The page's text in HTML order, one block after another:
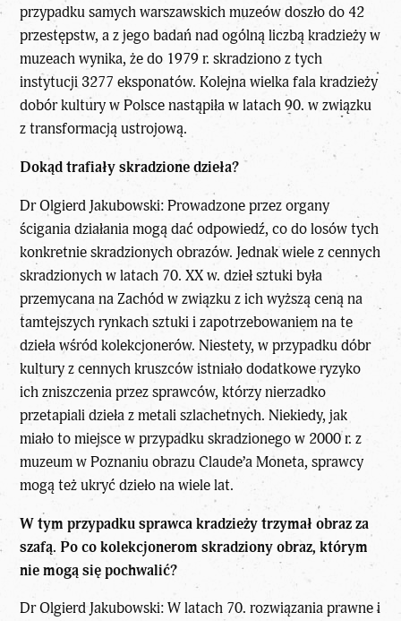
przypadku samych warszawskich muzeów doszło do 42
przestępstw, a z jego badań nad ogólną liczbą kradzieży w
muzeach wynika, że do 1979 r. skradziono z tych
instytucji 3277 eksponatów. Kolejna wielka fala kradzieży
dobór kultury w Polsce nastąpiła w latach 90. w związku
z transformacją ustrojową.
Dokąd trafiały skradzione dzieła?
Dr Olgierd Jakubowski: Prowadzone przez organy
ścigania działania mogą dać odpowiedź, co do losów tych
konkretnie skradzionych obrazów. Jednak wiele z cennych
skradzionych w latach 70. XX w. dzieł sztuki była
przemycana na Zachód w związku z ich wyższą ceną na
tamtejszych rynkach sztuki i zapotrzebowaniem na te
dzieła wśród kolekcjonerów. Niestety, w przypadku dóbr
kultury z cennych kruszców istniało dodatkowe ryzyko
ich zniszczenia przez sprawców, którzy nierzadko
przetapiali dzieła z metali szlachetnych. Niekiedy, jak
miało to miejsce w przypadku skradzionego w 2000 r. z
muzeum w Poznaniu obrazu Claude’a Moneta, sprawcy
mogą też ukryć dzieło na wiele lat.
W tym przypadku sprawca kradzieży trzymał obraz za
szafą. Po co kolekcjonerom skradziony obraz, którym
nie mogą się pochwalić?
Dr Olgierd Jakubowski: W latach 70. rozwiązania prawne i